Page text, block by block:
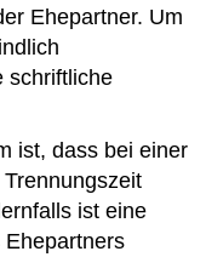
Ehepartner. Um
schriftliche
ist, dass bei einer
ist eine